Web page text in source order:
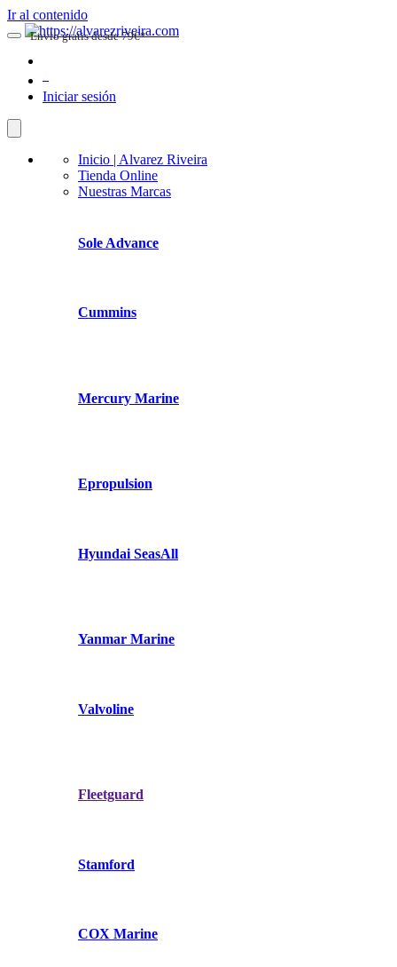
Ir al contenido
Iniciar sesión
Inicio | Alvarez Riveira
Tienda Online
Nuestras Marcas
Sole Advance
Cummins
Mercury Marine
Epropulsion
Hyundai SeasAll
Yanmar Marine
Valvoline
Fleetguard
Stamford
COX Marine
Envio gratis desde 79€*